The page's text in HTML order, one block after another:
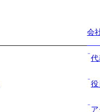
会
代
役